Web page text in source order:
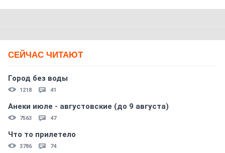
СЕЙЧАС ЧИТАЮТ
Город без воды
1218 41
Анеки июле - августовские (до 9 августа)
7563 47
Что то прилетело
3786 74